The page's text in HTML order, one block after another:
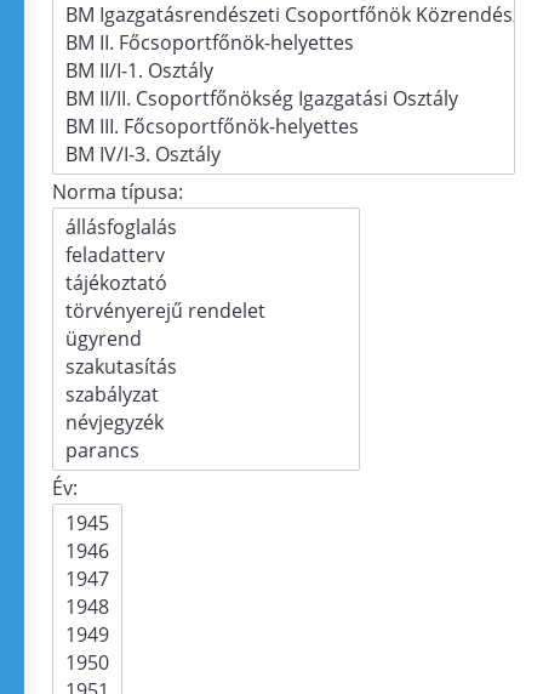
Norma típusa:
Év: